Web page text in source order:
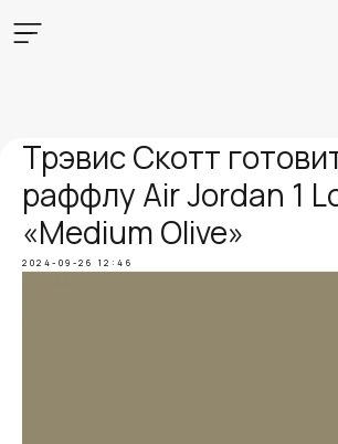
Трэвис Скотт
раффлу Air Jordan 1
«Medium Olive»
2024-09-26 12:46